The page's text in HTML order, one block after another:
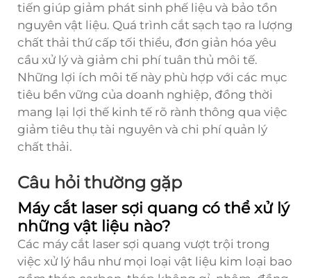
tiến giúp giảm phát sinh phế liệu và bảo tồn
nguyên vật liệu. Quá trình cắt sạch tạo ra lượng
chất thải thứ cấp tối thiểu, đơn giản hóa yêu
cầu xử lý và giảm chi phí tuân thủ môi tế.
Những lợi ích môi tế này phù hợp với các mục
tiêu bền vững của doanh nghiệp, đồng thời
mang lại lợi thế kinh tế rõ rành thông qua việc
giảm tiêu thụ tài nguyên và chi phí quản lý
chất thải.
Câu hỏi thường gặp
Máy cắt laser sợi quang có thể xử lý
những vật liệu nào?
Các máy cắt laser sợi quang vượt trội trong
việc xử lý hầu như mọi loại vật liệu kim loại bao